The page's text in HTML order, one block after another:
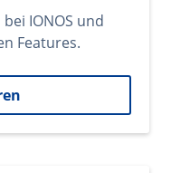
IONOS und
Features.